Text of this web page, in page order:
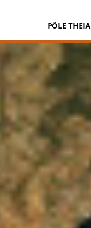
PÔLE THEIA